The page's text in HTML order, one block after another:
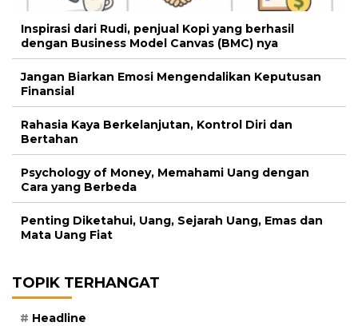
Inspirasi dari Rudi, penjual Kopi yang berhasil
dengan Business Model Canvas (BMC) nya
Jangan Biarkan Emosi Mengendalikan Keputusan
Finansial
Rahasia Kaya Berkelanjutan, Kontrol Diri dan
Bertahan
Psychology of Money, Memahami Uang dengan
Cara yang Berbeda
Penting Diketahui, Uang, Sejarah Uang, Emas dan
Mata Uang Fiat
TOPIK TERHANGAT
Headline